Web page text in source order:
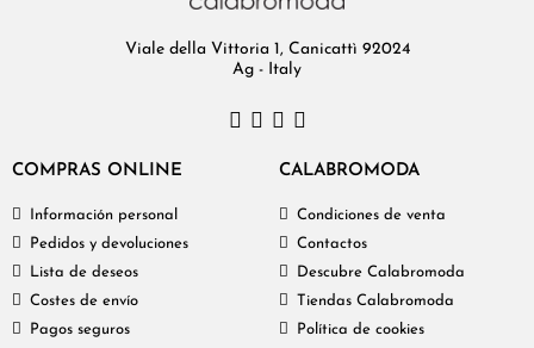
Viale della Vittoria 1, Canicattì 92024
Ag - Italy
COMPRAS ONLINE
Información personal
Pedidos y devoluciones
Lista de deseos
Costes de envío
Pagos seguros
CALABROMODA
Condiciones de venta
Contactos
Descubre Calabromoda
Tiendas Calabromoda
Política de cookies